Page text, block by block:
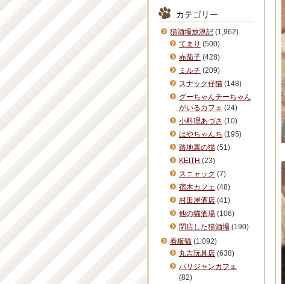
カテゴリー
猫酒場放浪記 (1,962)
てまり (500)
赤茄子 (428)
ミルチ (209)
スナック仔猫 (148)
グーちゃんチーちゃん
がいるカフェ (24)
小料理あづさ (10)
はやちゃんち (195)
路地裏の猫 (51)
KEITH (23)
スニャック (7)
宿木カフェ (48)
村田屋酒店 (41)
他の猫酒場 (106)
閉店した猫酒場 (190)
看板猫 (1,092)
丸吉玩具店 (638)
パリジャンカフェ
(82)